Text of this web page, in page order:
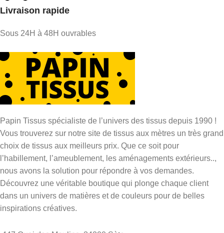
Livraison rapide
Sous 24H à 48H ouvrables
Papin Tissus spécialiste de l’univers des tissus depuis 1990 !
Vous trouverez sur notre site de tissus aux mètres un très grand
choix de tissus aux meilleurs prix. Que ce soit pour
l’habillement, l’ameublement, les aménagements extérieurs..,
nous avons la solution pour répondre à vos demandes.
Découvrez une véritable boutique qui plonge chaque client
dans un univers de matières et de couleurs pour de belles
inspirations créatives.